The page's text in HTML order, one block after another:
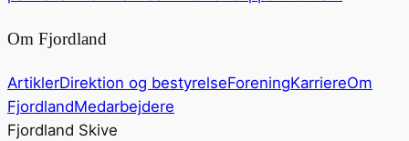
Om Fjordland
ArtiklerDirektion og bestyrelseForeningKarriereOm
FjordlandMedarbejdere
Fjordland Skive